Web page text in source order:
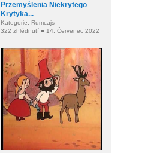
Przemyślenia Niekrytego
Krytyka...
Kategorie: Rumcajs
322 zhlédnutí ● 14. Červenec 2022